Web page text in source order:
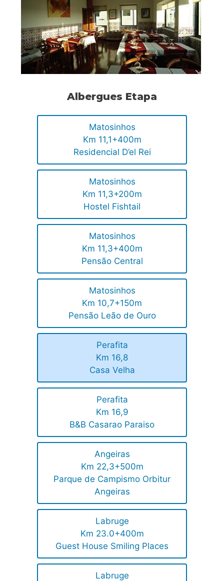
Albergues Etapa
Matosinhos
Km 11,1+400m
Residencial D’el Rei
Matosinhos
Km 11,3+200m
Hostel Fishtail
Matosinhos
Km 11,3+400m
Pensão Central
Matosinhos
Km 10,7+150m
Pensão Leão de Ouro
Perafita
Km 16,8
Casa Velha
Perafita
Km 16,9
B&B Casarao Paraiso
Angeiras
Km 22,3+500m
Parque de Campismo Orbitur
Angeiras
Labruge
Km 23.0+400m
Guest House Smiling Places
Labruge